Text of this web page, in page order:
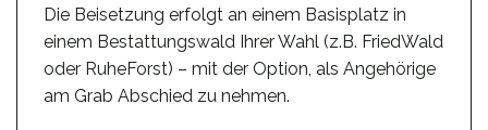
Die Beisetzung erfolgt an einem Basisplatz in
einem Bestattungswald Ihrer Wahl (z.B. FriedWald
oder RuheForst) – mit der Option, als Angehörige
am Grab Abschied zu nehmen.